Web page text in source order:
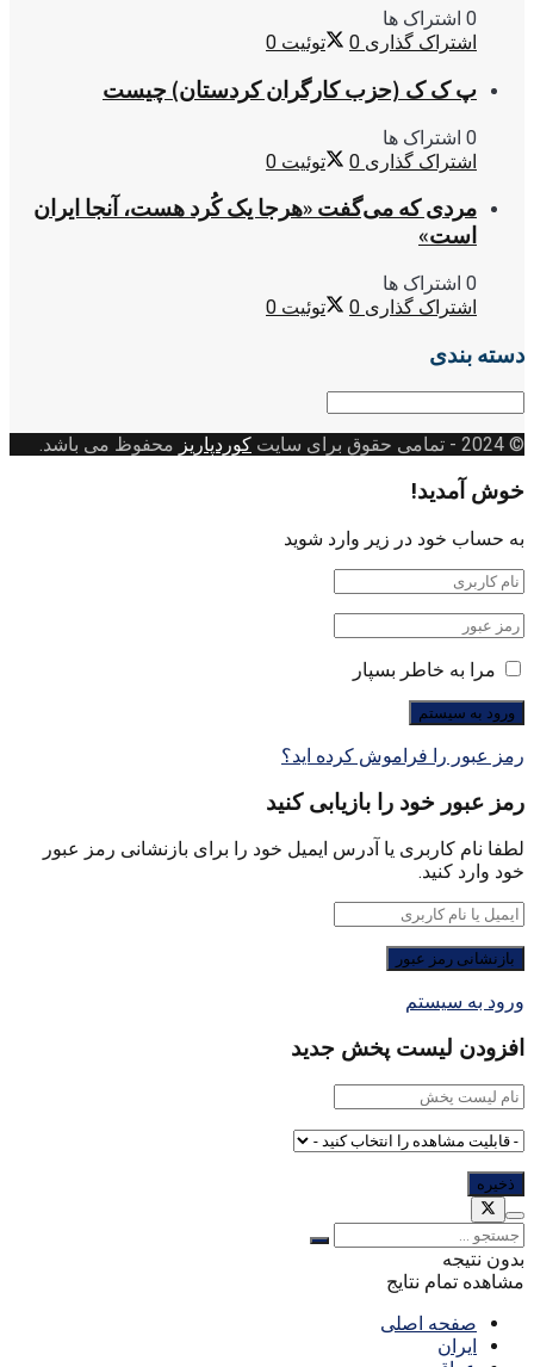
0 اشتراک ها
اشتراک گذاری 0 توئیت 0
پ ک ک (حزب کارگران کردستان) چیست
0 اشتراک ها
اشتراک گذاری 0 توئیت 0
مردی که می‌گفت «هرجا یک کُرد هست، آنجا ایران
است»
0 اشتراک ها
اشتراک گذاری 0 توئیت 0
دسته بندی
© 2024
- تمامی حقوق برای سایت کوردپاریز محفوظ می باشد.
خوش آمدید!
به حساب خود در زیر وارد شوید
مرا به خاطر بسپار
رمز عبور را فراموش کرده اید؟
رمز عبور خود را بازیابی کنید
لطفا نام کاربری یا آدرس ایمیل خود را برای بازنشانی رمز عبور
خود وارد کنید.
ورود به سیستم
افزودن لیست پخش جدید
بدون نتیجه
مشاهده تمام نتایج
صفحه اصلی
ایران